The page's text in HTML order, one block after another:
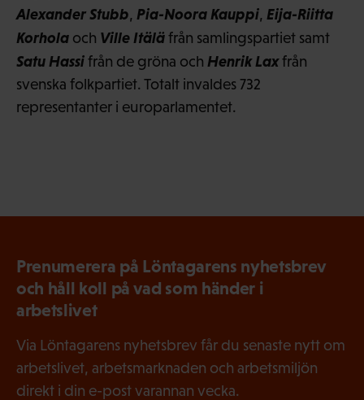
Alexander Stubb, Pia-Noora Kauppi, Eija-Riitta
Korhola och Ville Itäläfrån samlingspartiet samt
Satu Hassifrån de gröna och Henrik Laxfrån
svenska folkpartiet. Totalt invaldes 732
representanter i europarlamentet.
Prenumerera på Löntagarens nyhetsbrev
och håll koll på vad som händer i
arbetslivet
Via Löntagarens nyhetsbrev får du senaste nytt om
arbetslivet, arbetsmarknaden och arbetsmiljön
direkt i din e-post varannan vecka.